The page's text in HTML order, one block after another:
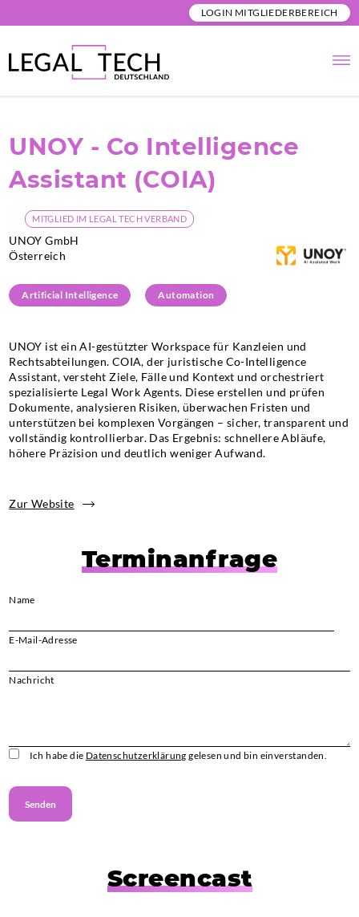
LOGIN MITGLIEDERBEREICH
UNOY - Co Intelligence
Assistant (COIA)
MITGLIED IM LEGAL TECH VERBAND
UNOY GmbH
Österreich
Artificial Intelligence Automation
UNOY ist ein AI-gestützter Workspace für Kanzleien und
Rechtsabteilungen. COIA, der juristische Co-Intelligence
Assistant, versteht Ziele, Fälle und Kontext und orchestriert
spezialisierte Legal Work Agents. Diese erstellen und prüfen
Dokumente, analysieren Risiken, überwachen Fristen und
unterstützen bei komplexen Vorgängen – sicher, transparent und
vollständig kontrollierbar. Das Ergebnis: schnellere Abläufe,
höhere Präzision und deutlich weniger Aufwand.
Zur Website
Terminanfrage
Name
E-Mail-Adresse
Nachricht
Ich habe die Datenschutzerklärung gelesen und bin einverstanden.
Screencast